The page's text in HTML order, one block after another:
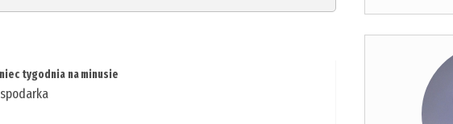
tygodnia na minusie